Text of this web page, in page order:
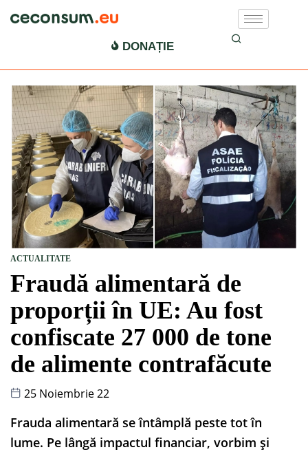
DONAȚIE
ACTUALITATE
Fraudă alimentară de
proporții în UE: Au fost
confiscate 27 000 de tone
de alimente contrafăcute
25 Noiembrie 22
Frauda alimentară se întâmplă peste tot în
lume. Pe lângă impactul financiar, vorbim și